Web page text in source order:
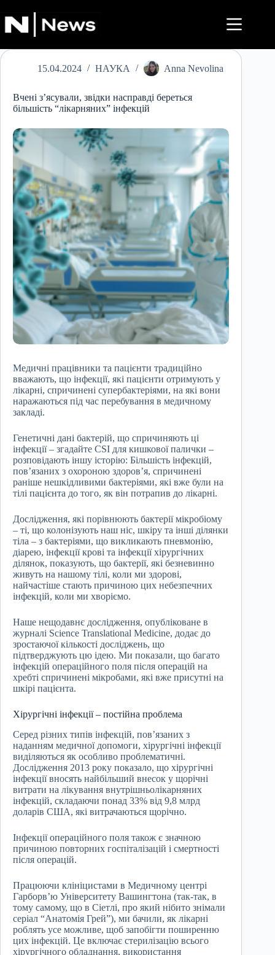
до
вмісту
15.04.2024 НАУКА Anna Nevolina
Вчені з’ясували, звідки насправді береться
більшість “лікарняних” інфекцій
Медичні працівники та пацієнти традиційно
вважають, що інфекції, які пацієнти отримують у
лікарні, спричинені супербактеріями, на які вони
наражаються під час перебування в медичному
закладі.
Генетичні дані бактерій, що спричиняють ці
інфекції – згадайте CSI для кишкової палички –
розповідають іншу історію: Більшість інфекцій,
пов’язаних з охороною здоров’я, спричинені
раніше нешкідливими бактеріями, які вже були на
тілі пацієнта до того, як він потрапив до лікарні.
Дослідження, які порівнюють бактерії мікробіому
– ті, що колонізують наш ніс, шкіру та інші ділянки
тіла – з бактеріями, що викликають пневмонію,
діарею, інфекції крові та інфекції хірургічних
ділянок, показують, що бактерії, які безневинно
живуть на нашому тілі, коли ми здорові,
найчастіше стають причиною цих небезпечних
інфекцій, коли ми хворіємо.
Наше нещодавнє дослідження, опубліковане в
журналі Science Translational Medicine, додає до
зростаючої кількості досліджень, що
підтверджують цю ідею. Ми показали, що багато
інфекцій операційного поля після операцій на
хребті спричинені мікробами, які вже присутні на
шкірі пацієнта.
Хірургічні інфекції – постійна проблема
Серед різних типів інфекцій, пов’язаних з
наданням медичної допомоги, хірургічні інфекції
виділяються як особливо проблематичні.
Дослідження 2013 року показало, що хірургічні
інфекції вносять найбільший внесок у щорічні
витрати на лікування внутрішньолікарняних
інфекцій, складаючи понад 33% від 9,8 млрд
доларів США, які витрачаються щорічно.
Інфекції операційного поля також є значною
причиною повторних госпіталізацій і смертності
після операцій.
Працюючи клініцистами в Медичному центрі
Гарборв’ю Університету Вашингтона (так-так, в
тому самому, що в Сіетлі, про який нібито знімали
серіал “Анатомія Грей”), ми бачили, як лікарні
роблять усе можливе, щоб запобігти поширенню
цих інфекцій. Це включає стерилізацію всього
хірургічного обладнання, використання